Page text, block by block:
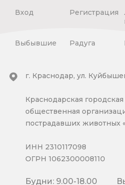
Вход Регистрация
Выбывшие Радуга
г. Краснодар, ул.
Краснодарская
общественная
пострадавших животных
ИНН 2310117098
ОГРН 1062300008110
Будни: 9.00-18.00